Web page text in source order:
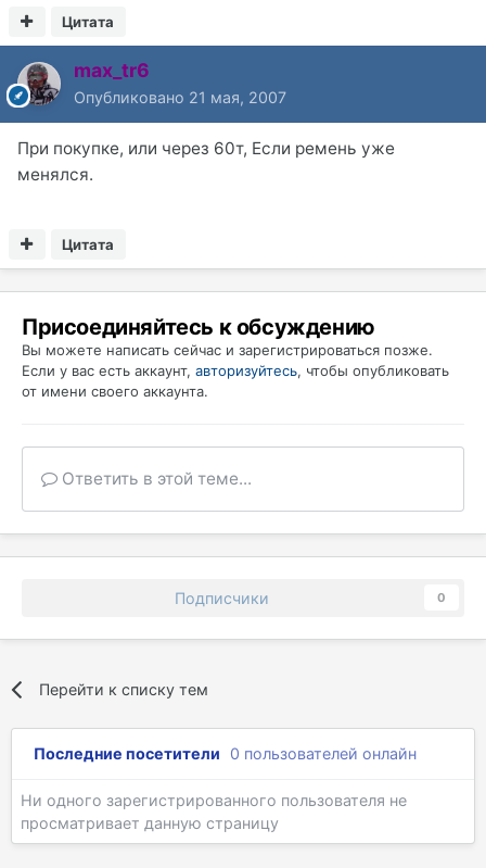
Цитата
max_tr6
Опубликовано 21 мая, 2007
При покупке, или через 60т, Если ремень уже
менялся.
Цитата
Присоединяйтесь к обсуждению
Вы можете написать сейчас и зарегистрироваться позже.
Если у вас есть аккаунт, авторизуйтесь, чтобы опубликовать
от имени своего аккаунта.
Ответить в этой теме...
Подписчики 0
Перейти к списку тем
Последние посетители 0 пользователей онлайн
Ни одного зарегистрированного пользователя не
просматривает данную страницу